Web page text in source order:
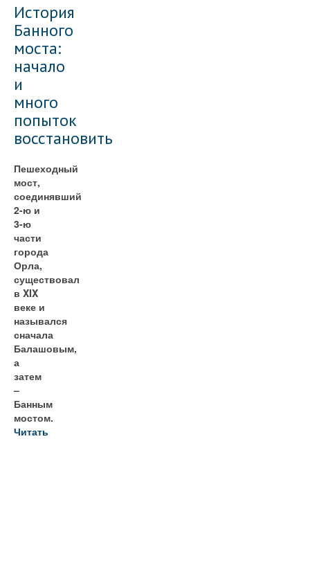
История
Банного
моста:
начало
и
много
попыток
восстановить
Пешеходный
мост,
соединявший
2-ю и
3-ю
части
города
Орла,
существовал
в XIX
веке и
назывался
сначала
Балашовым,
а
затем
–
Банным
мостом.
Читать